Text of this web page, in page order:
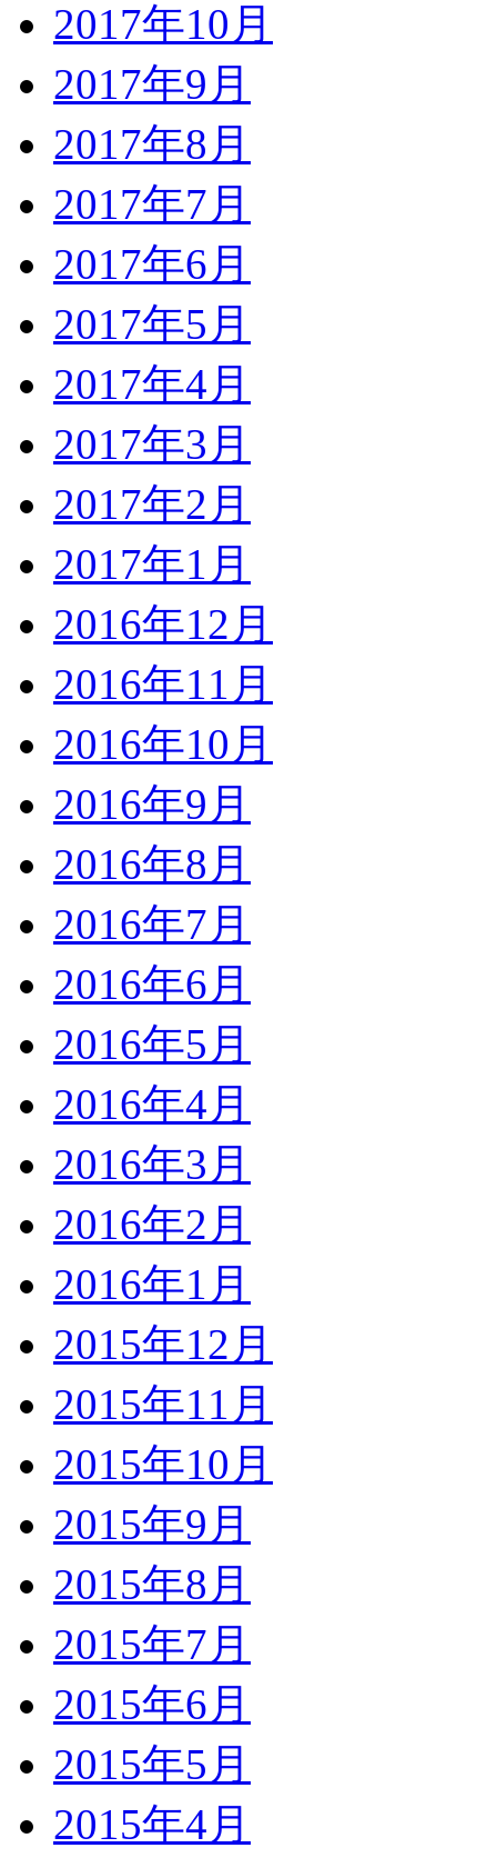
2017年10月
2017年9月
2017年8月
2017年7月
2017年6月
2017年5月
2017年4月
2017年3月
2017年2月
2017年1月
2016年12月
2016年11月
2016年10月
2016年9月
2016年8月
2016年7月
2016年6月
2016年5月
2016年4月
2016年3月
2016年2月
2016年1月
2015年12月
2015年11月
2015年10月
2015年9月
2015年8月
2015年7月
2015年6月
2015年5月
2015年4月